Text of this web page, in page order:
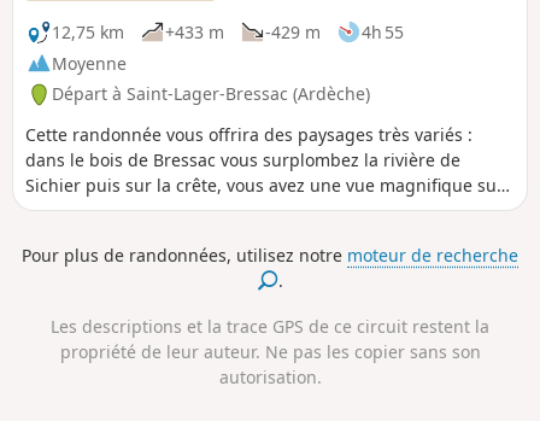
12,75 km
+433 m -429 m
4h 55
Moyenne
Départ à Saint-Lager-Bressac (Ardèche)
Cette randonnée vous offrira des paysages très variés :
dans le bois de Bressac vous surplombez la rivière de
Sichier puis sur la crête, vous avez une vue magnifique sur
la vallée de Saint Vincent de Barrès.
Pour plus de randonnées, utilisez notre moteur de recherche
.
Les descriptions et la trace GPS de ce circuit restent la
propriété de leur auteur. Ne pas les copier sans son
autorisation.